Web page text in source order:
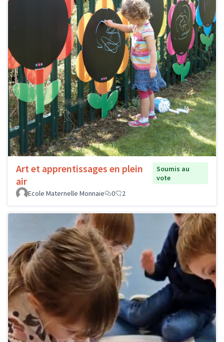
Art et apprentissages en plein
air
Soumis au
vote
Ecole Maternelle Monnaie
0 2